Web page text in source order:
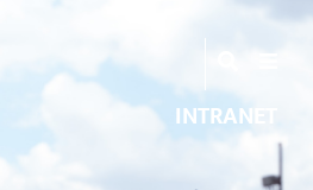
INTRANET